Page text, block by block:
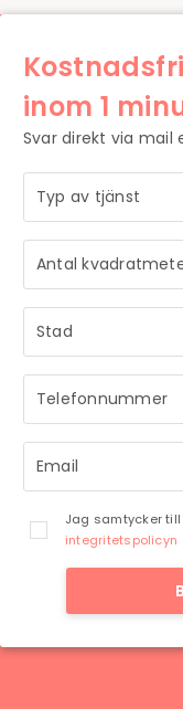
Ditt meddelande
så
inom 1
Svar direkt via mail
Jag samtycker
integritetspolicyn